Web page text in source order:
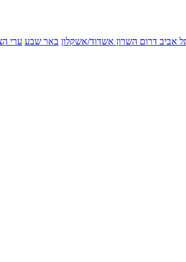
אביב דרום השרון אשדוד/אשקלון באר שבע ערי